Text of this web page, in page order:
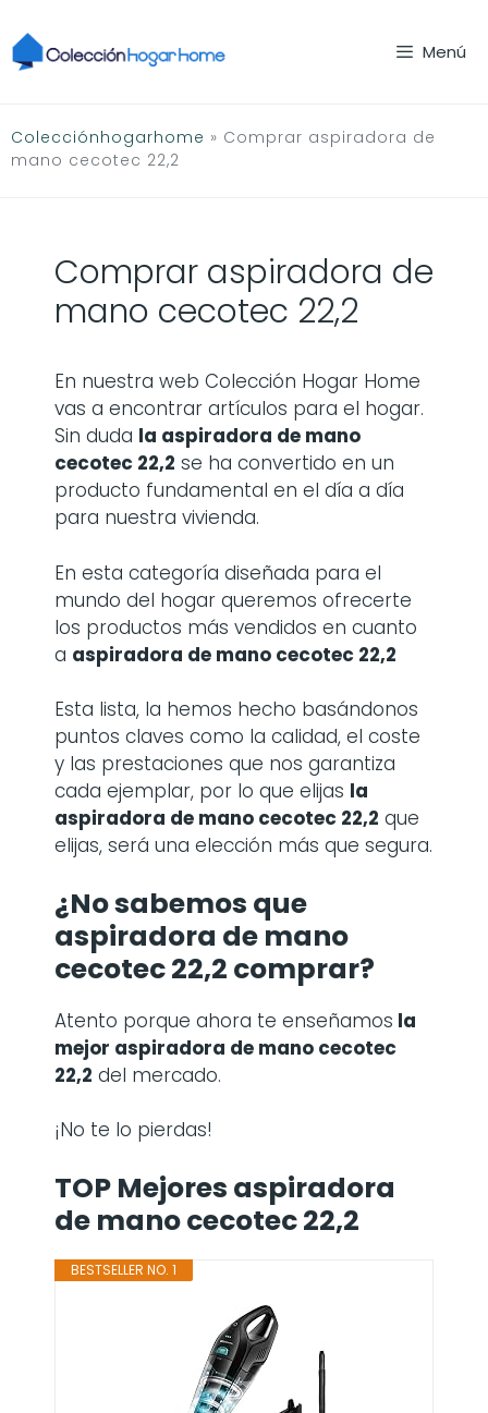
al
contenido
Menú
Colecciónhogarhome » Comprar aspiradora de
mano cecotec 22,2
Comprar aspiradora de
mano cecotec 22,2
En nuestra web Colección Hogar Home
vas a encontrar artículos para el hogar.
Sin duda la aspiradora de mano
cecotec 22,2 se ha convertido en un
producto fundamental en el día a día
para nuestra vivienda.
En esta categoría diseñada para el
mundo del hogar queremos ofrecerte
los productos más vendidos en cuanto
a aspiradora de mano cecotec 22,2
Esta lista, la hemos hecho basándonos
puntos claves como la calidad, el coste
y las prestaciones que nos garantiza
cada ejemplar, por lo que elijas la
aspiradora de mano cecotec 22,2 que
elijas, será una elección más que segura.
¿No sabemos que
aspiradora de mano
cecotec 22,2 comprar?
Atento porque ahora te enseñamos la
mejor aspiradora de mano cecotec
22,2 del mercado.
¡No te lo pierdas!
TOP Mejores aspiradora
de mano cecotec 22,2
BESTSELLER NO. 1